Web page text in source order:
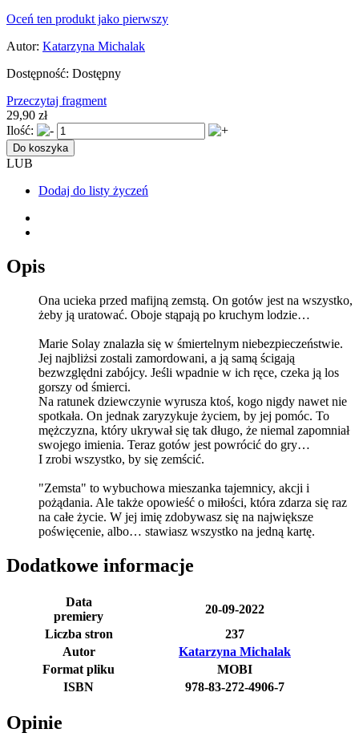
Oceń ten produkt jako pierwszy
Autor: Katarzyna Michalak
Dostępność: Dostępny
Przeczytaj fragment
29,90 zł
Ilość:
Do koszyka
LUB
Dodaj do listy życzeń
Opis
Ona ucieka przed mafijną zemstą. On gotów jest na wszystko,
żeby ją uratować. Oboje stąpają po kruchym lodzie…
Marie Solay znalazła się w śmiertelnym niebezpieczeństwie.
Jej najbliżsi zostali zamordowani, a ją samą ścigają
bezwzględni zabójcy. Jeśli wpadnie w ich ręce, czeka ją los
gorszy od śmierci.
Na ratunek dziewczynie wyrusza ktoś, kogo nigdy nawet nie
spotkała. On jednak zaryzykuje życiem, by jej pomóc. To
mężczyzna, który ukrywał się tak długo, że niemal zapomniał
swojego imienia. Teraz gotów jest powrócić do gry…
I zrobi wszystko, by się zemścić.
"Zemsta" to wybuchowa mieszanka tajemnicy, akcji i
pożądania. Ale także opowieść o miłości, która zdarza się raz
na całe życie. W jej imię zdobywasz się na największe
poświęcenie, albo… stawiasz wszystko na jedną kartę.
Dodatkowe informacje
Data
premiery
20-09-2022
Liczba stron
237
Autor
Katarzyna Michalak
Format pliku
MOBI
ISBN
978-83-272-4906-7
Opinie